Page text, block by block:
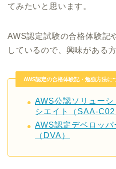
てみたいと思います。
AWS認定試験の合格体験記
しているので、興味がある
AWS認定の合格体験記・勉強方法に
AWS公認ソリュー
シエイト（SAA-C02
AWS認定デベロッパ
（DVA）